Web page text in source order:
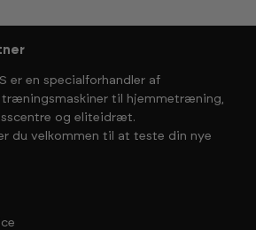
er en specialforhandler af
til hjemmetræning,
og eliteidræt.
du velkommen til at teste din nye